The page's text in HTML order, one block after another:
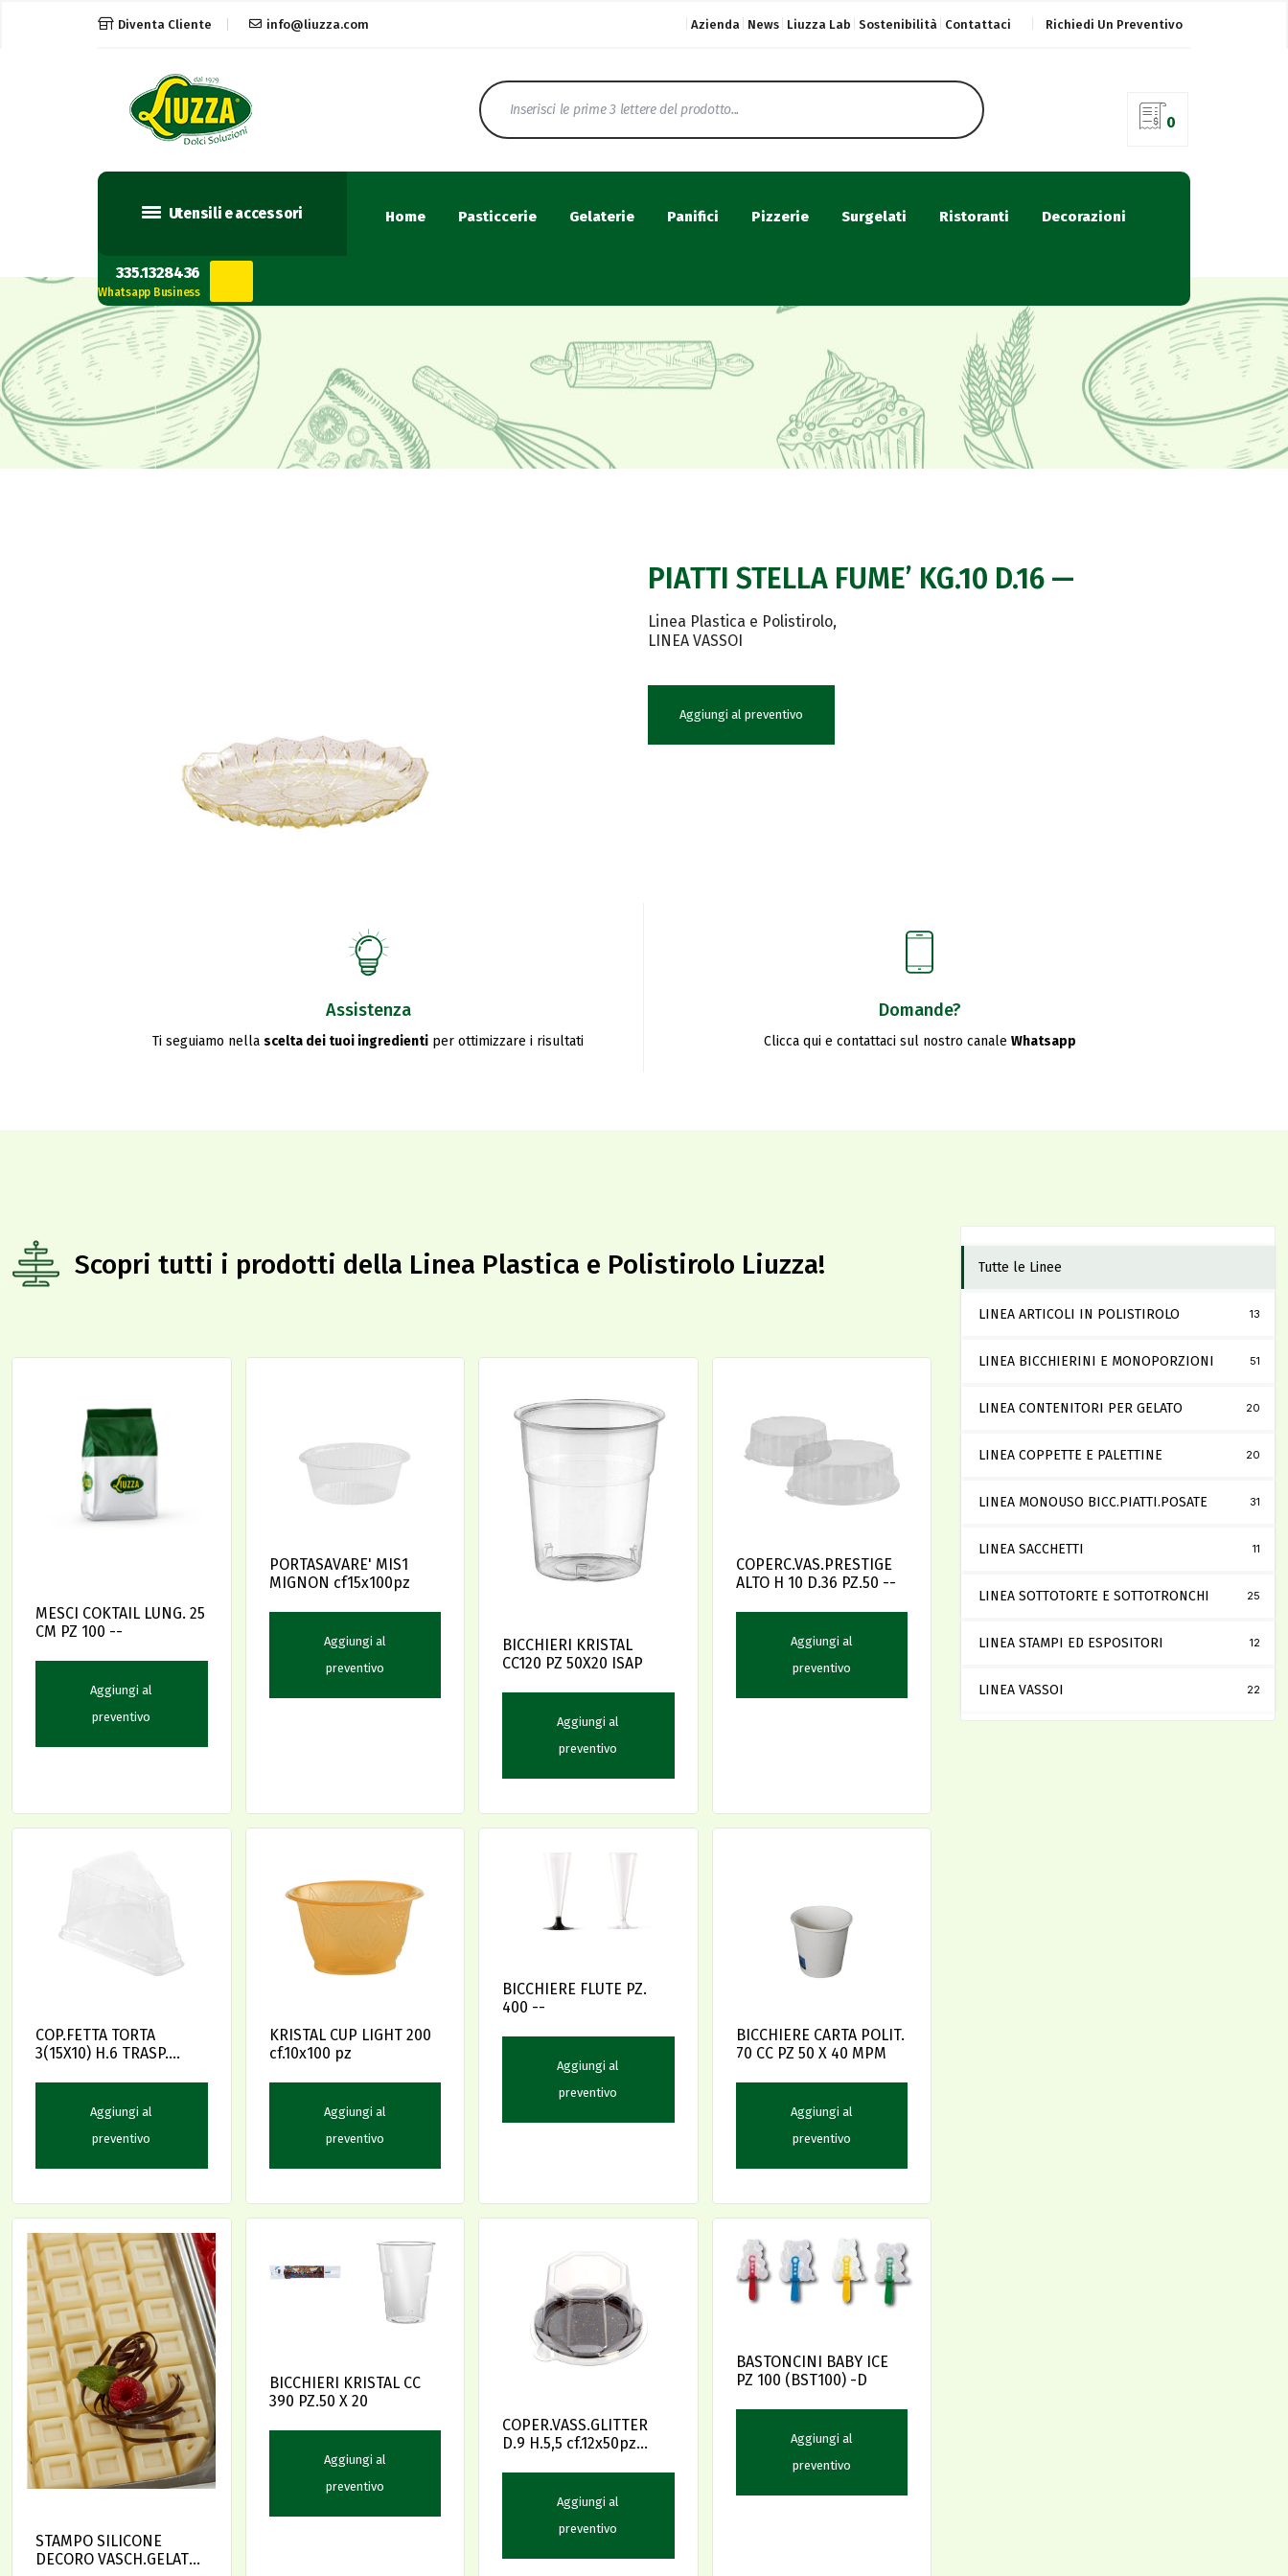
Diventa Cliente info@liuzza.com Azienda News Liuzza Lab Sostenibilità Contattaci Richiedi Un Preventivo
0
Utensili e accessori Home Pasticcerie Gelaterie Panifici Pizzerie Surgelati Ristoranti Decorazioni
335.1328436
Whatsapp Business
PIATTI STELLA FUME’ KG.10 D.16 —
Linea Plastica e Polistirolo
LINEA VASSOI
Aggiungi al preventivo
Assistenza
Ti seguiamo nella scelta dei tuoi ingredienti per ottimizzare i risultati
Domande?
Clicca qui e contattaci sul nostro canale Whatsapp
Scopri tutti i prodotti della Linea Plastica e Polistirolo Liuzza!​
MESCI COKTAIL LUNG. 25
CM PZ 100 --
Aggiungi al
preventivo
PORTASAVARE' MIS1
MIGNON cf15x100pz
Aggiungi al
preventivo
BICCHIERI KRISTAL
CC120 PZ 50X20 ISAP
Aggiungi al
preventivo
COPERC.VAS.PRESTIGE
ALTO H 10 D.36 PZ.50 --
Aggiungi al
preventivo
COP.FETTA TORTA
3(15X10) H.6 TRASP.
Aggiungi al
preventivo
KRISTAL CUP LIGHT 200
cf.10x100 pz
Aggiungi al
preventivo
BICCHIERE FLUTE PZ.
400 --
Aggiungi al
preventivo
BICCHIERE CARTA POLIT.
70 CC PZ 50 X 40 MPM
Aggiungi al
preventivo
STAMPO SILICONE
DECORO VASCH.GELATO
BICCHIERI KRISTAL CC
390 PZ.50 X 20
Aggiungi al
preventivo
COPER.VASS.GLITTER
D.9 H.5,5 cf.12x50pz
Aggiungi al
preventivo
BASTONCINI BABY ICE
PZ 100 (BST100) -D
Aggiungi al
preventivo
Tutte le Linee
LINEA ARTICOLI IN POLISTIROLO 13
LINEA BICCHIERINI E MONOPORZIONI 51
LINEA CONTENITORI PER GELATO 20
LINEA COPPETTE E PALETTINE 20
LINEA MONOUSO BICC.PIATTI.POSATE 31
LINEA SACCHETTI 11
LINEA SOTTOTORTE E SOTTOTRONCHI 25
LINEA STAMPI ED ESPOSITORI 12
LINEA VASSOI 22